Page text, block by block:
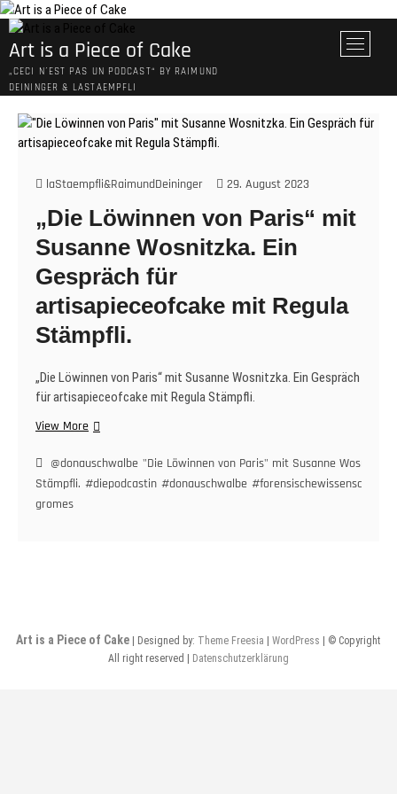
Skip
to
content
Art is a Piece of Cake
„CECI N´EST PAS UN PODCAST“ BY RAIMUND
DEININGER & LASTAEMPFLI
M
e
u
B
n
laStaempfli&RaimundDeininger 29. August 2023
„Die Löwinnen von Paris“ mit
Susanne Wosnitzka. Ein
Gespräch für
artisapieceofcake mit Regula
Stämpfli.
„Die Löwinnen von Paris“ mit Susanne Wosnitzka. Ein Gespräch
für artisapieceofcake mit Regula Stämpfli.
View More„Die
von
Paris“
Regula
Stämpfli.
@donauschwalbe "Die Löwinnen von Paris" mit Susanne
Stämpfli. #diepodcastin #donauschwalbe
gromes
Art is a Piece of Cake | Designed by: Theme Freesia |WordPress
| © Copyright
All right reserved |
Datenschutzerklärung